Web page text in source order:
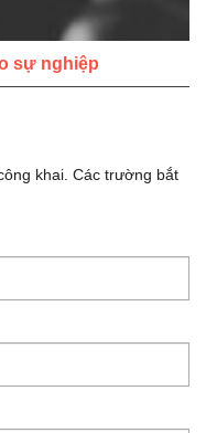
sự nghiệp
khai. Các trường bắt